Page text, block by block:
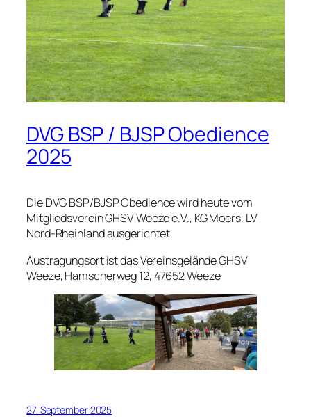
DVG BSP / BJSP Obedience
2025
Die DVG BSP/BJSP Obedience wird heute vom
Mitgliedsverein GHSV Weeze e.V., KG Moers, LV
Nord-Rheinland ausgerichtet.
Austragungsort ist das Vereinsgelände GHSV
Weeze, Hamscherweg 12, 47652 Weeze
27. September 2025